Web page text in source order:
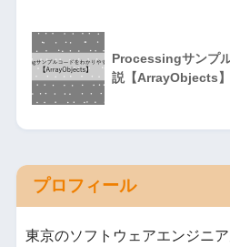
Processingサンプ
説【ArrayObjects】
プロフィール
東京のソフトウェアエンジニ